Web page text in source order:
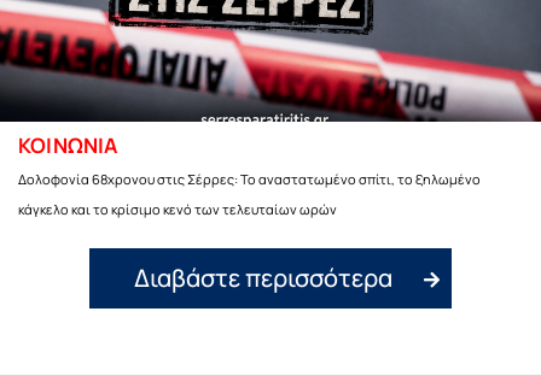
ΚΟΙΝΩΝΙΑ
Δολοφονία 68χρονου στις Σέρρες: Το αναστατωμένο σπίτι, το ξηλωμένο
κάγκελο και το κρίσιμο κενό των τελευταίων ωρών
Διαβάστε περισσότερα